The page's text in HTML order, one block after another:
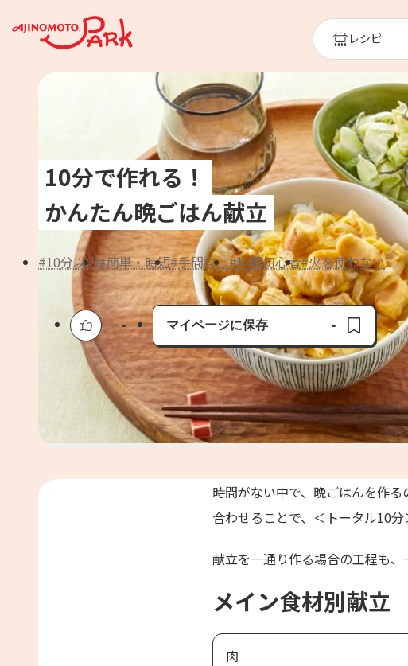
レシピ
10分で作れる！
かんたん晩ごはん献立
10分以内 簡単・時短 手間なし 料理初心者 火を使わない
-
マイページに保存
保存済み
-
時間がない中で、晩ごはんを作
合わせることで、＜トータル10
献立を一通り作る場合の工程も、
メイン食材別献立
肉